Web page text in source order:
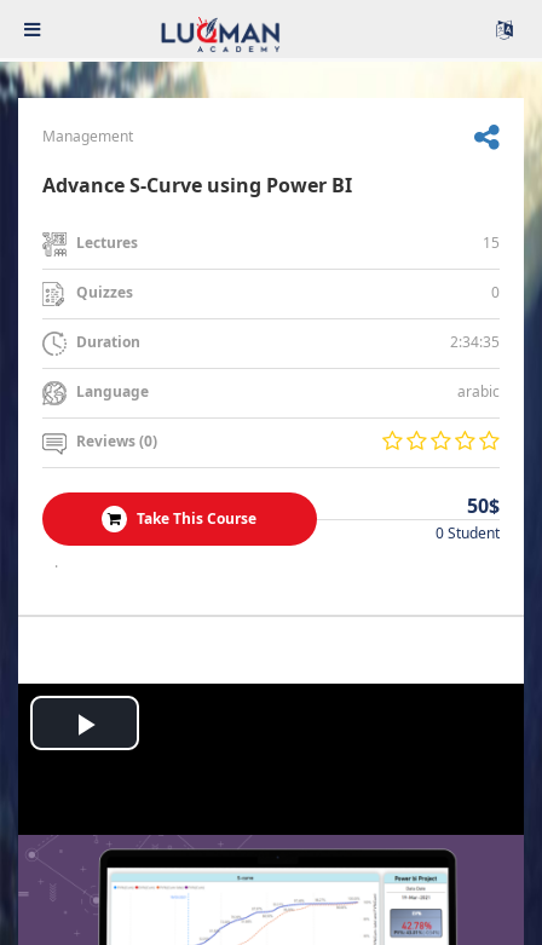
Management
Advance S-Curve using Power BI
Lectures 15
Quizzes 0
Duration 2:34:35
Language arabic
Reviews (0)
Take This Course 50$
0 Student
.
Play